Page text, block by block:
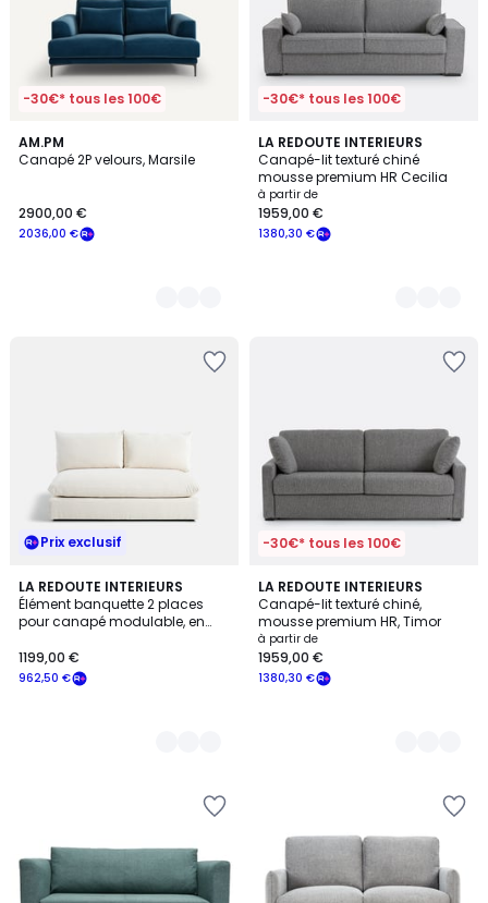
-30€* tous les 100€
AM.PM
Canapé 2P velours, Marsile
2036,00 €
2900,00 €
17
Couleurs
-30€* tous les 100€
LA REDOUTE INTERIEURS
Canapé-lit texturé chiné
mousse premium HR Cecilia
à partir de
1380,30 €
1959,00 €
2
Couleurs
Prix exclusif
LA REDOUTE INTERIEURS
Élément banquette 2 places
pour canapé modulable, en
962,50 €
1199,00 €
5
Couleurs
-30€* tous les 100€
LA REDOUTE INTERIEURS
Canapé-lit texturé chiné,
mousse premium HR, Timor
à partir de
1380,30 €
1959,00 €
3
Couleurs